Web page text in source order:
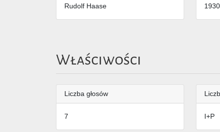
Rudolf Haase 1930
Właściwości
Liczba głosów
7 I+P